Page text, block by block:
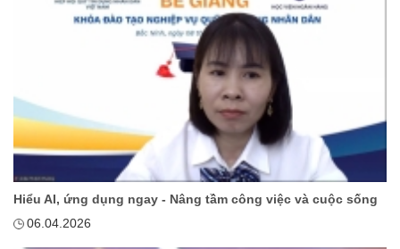
Hiểu AI, ứng dụng ngay - Nâng tầm công việc và cuộc sống
06.04.2026